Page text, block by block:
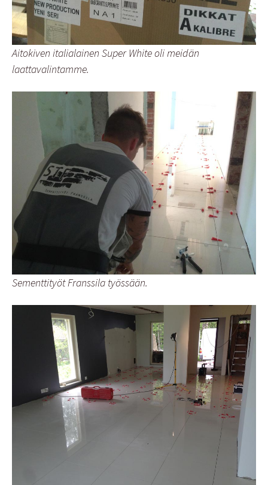
Aitokiven italialainen Super White oli meidän
laattavalintamme.
Sementtityöt Franssila työssään.